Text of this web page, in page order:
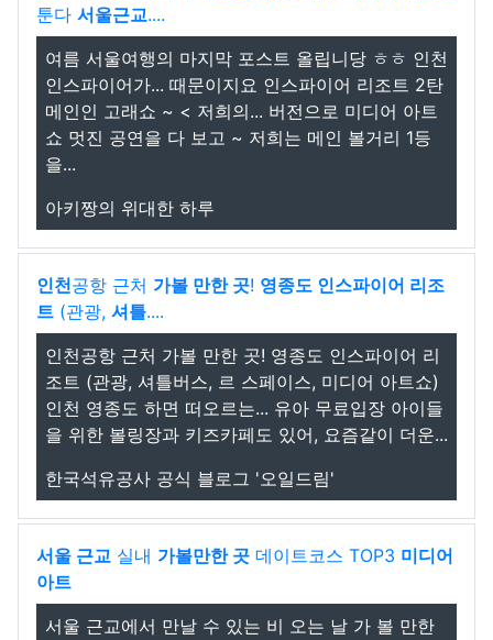
툰다 서울근교....
여름 서울여행의 마지막 포스트 올립니당 ㅎㅎ 인천
인스파이어가... 때문이지요 인스파이어 리조트 2탄
메인인 고래쇼 ~ < 저희의... 버전으로 미디어 아트
쇼 멋진 공연을 다 보고 ~ 저희는 메인 볼거리 1등
을...
아키짱의 위대한 하루
인천공항 근처 가볼 만한 곳! 영종도 인스파이어 리조
트 (관광, 셔틀....
인천공항 근처 가볼 만한 곳! 영종도 인스파이어 리
조트 (관광, 셔틀버스, 르 스페이스, 미디어 아트쇼)
인천 영종도 하면 떠오르는... 유아 무료입장 아이들
을 위한 볼링장과 키즈카페도 있어, 요즘같이 더운...
한국석유공사 공식 블로그 '오일드림'
서울 근교 실내 가볼만한 곳 데이트코스 TOP3 미디어
아트
서울 근교에서 만날 수 있는 비 오는 날 가 볼 만한